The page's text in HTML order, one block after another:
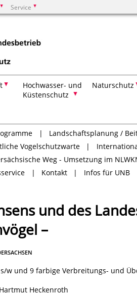
Service
Hochwasser- und
Küstenschutz
Naturschutz
Landschaftsplanung /
Vogelschutzwarte
Weg - Umsetzung im
Kontakt Infos für UNB
und des
–
s/w und 9 farbige Verbreitungs- und
Heckenroth